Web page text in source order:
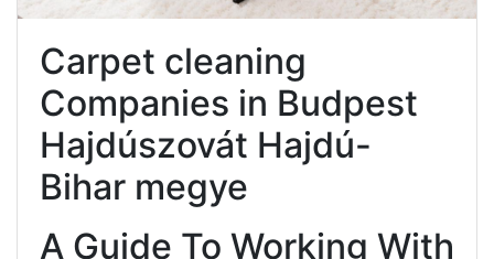
Carpet cleaning
Companies in Budpest
Hajdúszovát Hajdú-
Bihar megye
A Guide To Working With